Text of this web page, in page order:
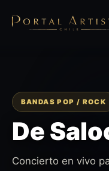
BANDAS POP / ROCK
De
Concierto en vivo